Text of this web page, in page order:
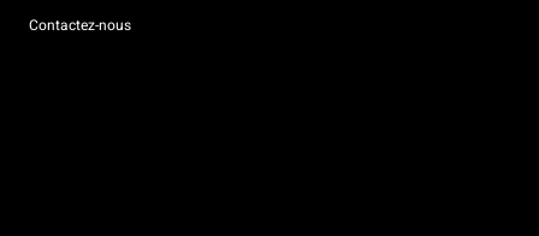
Contactez-nous